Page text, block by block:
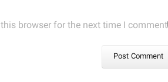
browser for the next time I comment.